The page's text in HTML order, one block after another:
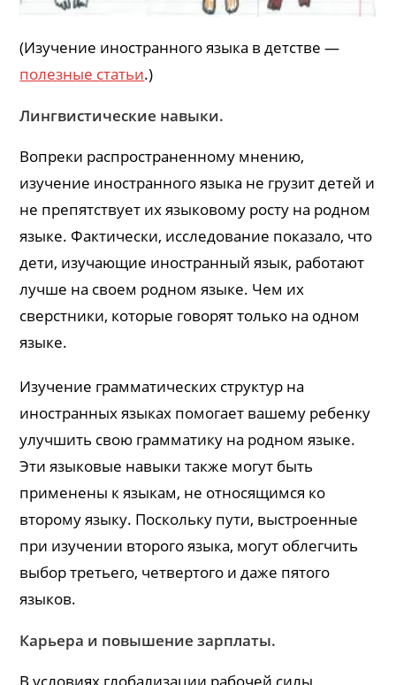
(Изучение иностранного языка в детстве —
полезные статьи.)
Лингвистические навыки.
Вопреки распространенному мнению,
изучение иностранного языка не грузит детей и
не препятствует их языковому росту на родном
языке. Фактически, исследование показало, что
дети, изучающие иностранный язык, работают
лучше на своем родном языке. Чем их
сверстники, которые говорят только на одном
языке.
Изучение грамматических структур на
иностранных языках помогает вашему ребенку
улучшить свою грамматику на родном языке.
Эти языковые навыки также могут быть
применены к языкам, не относящимся ко
второму языку. Поскольку пути, выстроенные
при изучении второго языка, могут облегчить
выбор третьего, четвертого и даже пятого
языков.
Карьера и повышение зарплаты.